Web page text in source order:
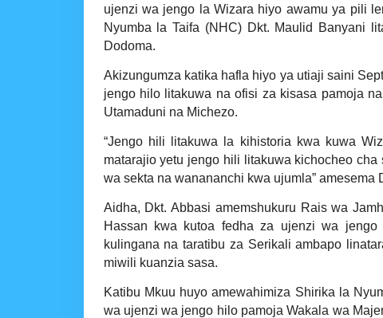
ujenzi wa jengo la Wizara hiyo awamu ya pili
Nyumba la Taifa (NHC) Dkt. Maulid Banyani
Dodoma.
Akizungumza katika hafla hiyo ya utiaji saini
jengo hilo litakuwa na ofisi za kisasa pamoja
Utamaduni na Michezo.
“Jengo hili litakuwa la kihistoria kwa kuwa
matarajio yetu jengo hili litakuwa kichocheo
wa sekta na wanananchi kwa ujumla” amesema
Aidha, Dkt. Abbasi amemshukuru Rais wa
Hassan kwa kutoa fedha za ujenzi wa
kulingana na taratibu za Serikali ambapo
miwili kuanzia sasa.
Katibu Mkuu huyo amewahimiza Shirika la
wa ujenzi wa jengo hilo pamoja Wakala wa